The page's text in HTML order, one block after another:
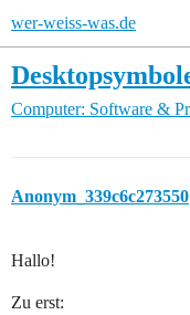
wer-weiss-was.de
Computer: Software &
Anonym_339c6c273550
Hallo!
Zu erst: